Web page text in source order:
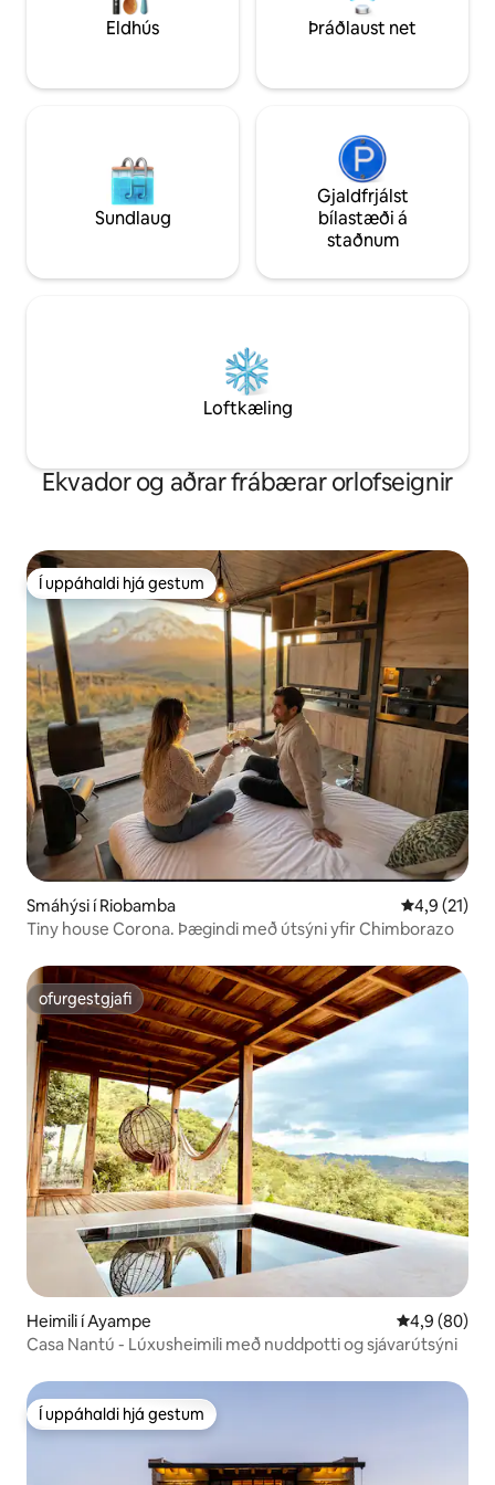
gönguferðir á okkar einstöku
einkaslóðum. Taktu þátt í jógatíma með
ATHUGAÐU AÐ
MÍNÚTNA
Eldhús Þráðlaust net
Sundlaug
Gjaldfrjálst
bílastæði á
staðnum
Loftkæling
Ekvador og aðrar frábærar orlofseignir
Í uppáhaldi hjá gestum
Í uppáhaldi hjá gestum
Smáhýsi í Riobamba 4,9 af 5 í
4,9 (21)
Tiny house Corona. Þægindi með útsýni yfir Chimborazo
ofurgestgjafi
ofurgestgjafi
Heimili í Ayampe 4,9 af 5 í
4,9 (80)
Casa Nantú - Lúxusheimili með nuddpotti og sjávarútsýni
Í uppáhaldi hjá gestum
Í uppáhaldi hjá gestum